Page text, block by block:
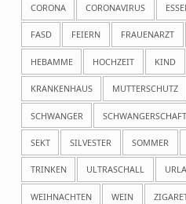
CORONA CORONAVIRUS
FASD FEIERN FRAUENARZT
HEBAMME HOCHZEIT KIND
KRANKENHAUS MUTTERSCHUTZ
SCHWANGER SCHWANGERSCHAFT
SEKT SILVESTER SOMMER
TRINKEN ULTRASCHALL
WEIHNACHTEN WEIN